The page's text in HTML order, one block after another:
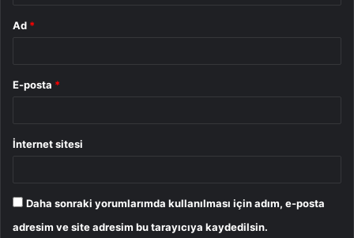
Ad *
E-posta *
İnternet sitesi
Daha sonraki yorumlarımda kullanılması için adım, e-posta
adresim ve site adresim bu tarayıcıya kaydedilsin.